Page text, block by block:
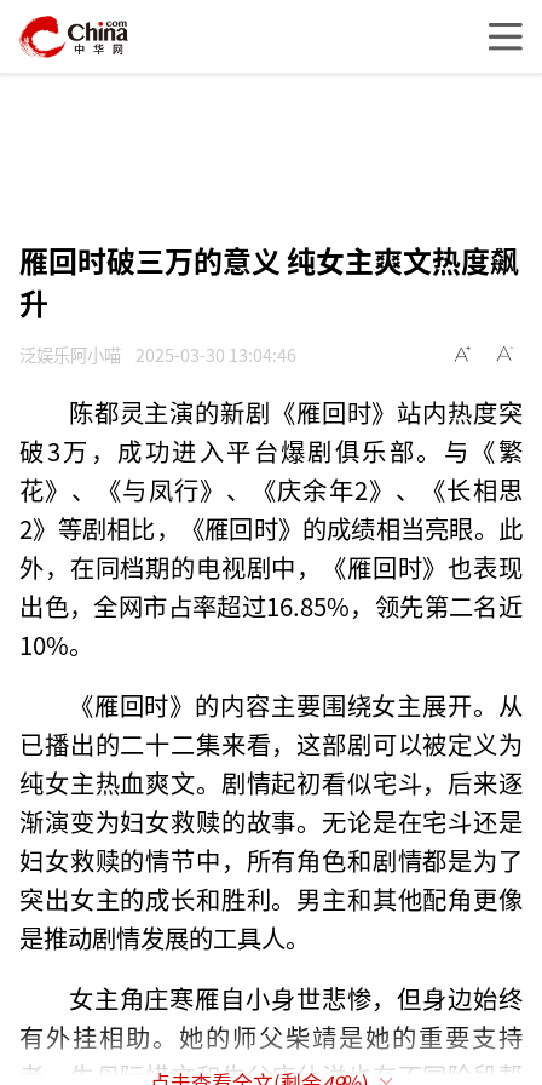
雁回时破三万的意义 纯女主爽文热度飙
升
泛娱乐阿小喵 2025-03-30 13:04:46
陈都灵主演的新剧《雁回时》站内热度突
破3万，成功进入平台爆剧俱乐部。与《繁
花》、《与凤行》、《庆余年2》、《长相思
2》等剧相比，《雁回时》的成绩相当亮眼。此
外，在同档期的电视剧中，《雁回时》也表现
出色，全网市占率超过16.85%，领先第二名近
10%。
《雁回时》的内容主要围绕女主展开。从
已播出的二十二集来看，这部剧可以被定义为
纯女主热血爽文。剧情起初看似宅斗，后来逐
渐演变为妇女救赎的故事。无论是在宅斗还是
妇女救赎的情节中，所有角色和剧情都是为了
突出女主的成长和胜利。男主和其他配角更像
是推动剧情发展的工具人。
女主角庄寒雁自小身世悲惨，但身边始终
有外挂相助。她的师父柴靖是她的重要支持
者，生母阮惜文和生父庄仕洋也在不同阶段帮